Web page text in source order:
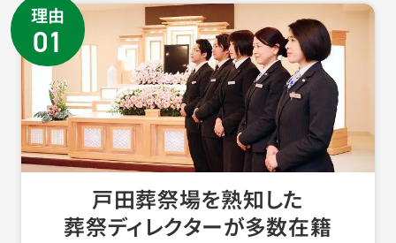
理由
01
戸田葬祭場を熟知した
葬祭ディレクターが多数在籍